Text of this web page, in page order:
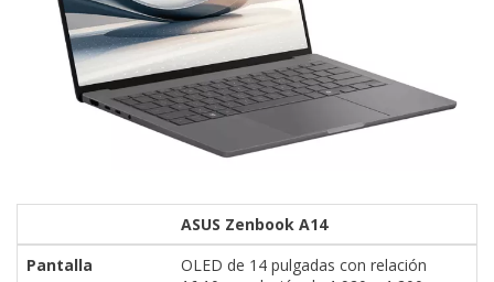
ASUS Zenbook A14
Pantalla
OLED de 14 pulgadas con relación